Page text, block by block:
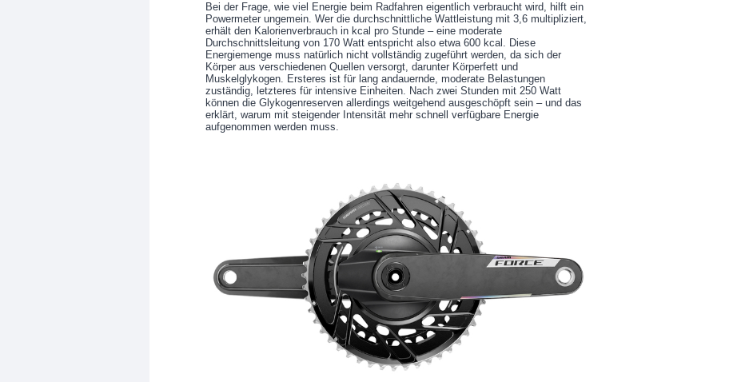
Bei der Frage, wie viel Energie beim Radfahren eigentlich verbraucht wird, hilft ein
Powermeter ungemein. Wer die durchschnittliche Wattleistung mit 3,6 multipliziert,
erhält den Kalorienverbrauch in kcal pro Stunde – eine moderate
Durchschnittsleitung von 170 Watt entspricht also etwa 600 kcal. Diese
Energiemenge muss natürlich nicht vollständig zugeführt werden, da sich der
Körper aus verschiedenen Quellen versorgt, darunter Körperfett und
Muskelglykogen. Ersteres ist für lang andauernde, moderate Belastungen
zuständig, letzteres für intensive Einheiten. Nach zwei Stunden mit 250 Watt
können die Glykogenreserven allerdings weitgehend ausgeschöpft sein – und das
erklärt, warum mit steigender Intensität mehr schnell verfügbare Energie
aufgenommen werden muss.